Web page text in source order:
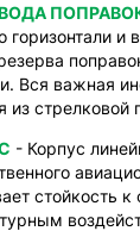
ПОПРАВОК
и
Вся важная
из стрелковой
- Корпус
стойкость к